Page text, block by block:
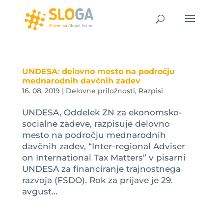
UNDESA: delovno mesto na področju
mednarodnih davčnih zadev
16. 08. 2019 | Delovne priložnosti, Razpisi
UNDESA, Oddelek ZN za ekonomsko-
socialne zadeve, razpisuje delovno
mesto na področju mednarodnih
davčnih zadev, “Inter-regional Adviser
on International Tax Matters” v pisarni
UNDESA za financiranje trajnostnega
razvoja (FSDO). Rok za prijave je 29.
avgust...